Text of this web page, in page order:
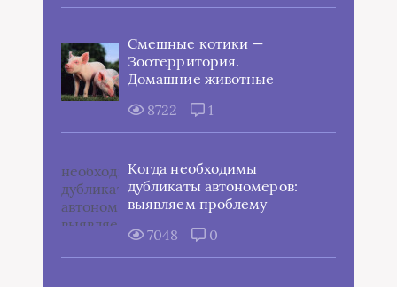
Смешные котики —
Зоотерритория.
Домашние животные
8722
1
Когда необходимы
дубликаты автономеров:
выявляем проблему
7048
0